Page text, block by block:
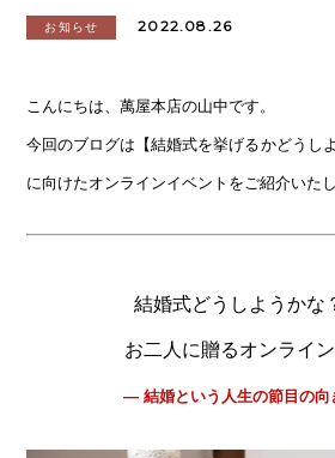
お知らせ 2022.08.26
こんにちは、萬屋本店の山中です。
今回のブログは【結婚式を挙げるかどうし
に向けたオンラインイベントをご紹介いたし
結婚式どうしようかな
お二人に贈るオンライ
― 結婚という人生の節目の